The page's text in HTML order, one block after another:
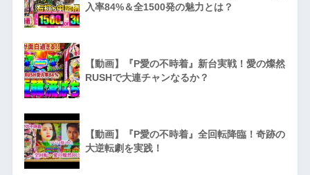
入率84%＆全1500発の魅力とは？
【動画】『P愛の不時着』新台実戦！愛の燦然
RUSHで大連チャンなるか？
【動画】『P愛の不時着』全回転降臨！奇跡の
大逆転劇を実践！